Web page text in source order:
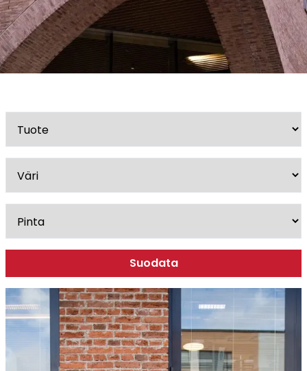
Esitteet, hinnastot ja ohjeet
Tiileri lasku
Kotikäynti
Julkisivutiilet
Tiililaatat
Tiilimuurauskannakejärjestelmät
Vastuullisuus
Tiilityökalu
Verkkokauppa
Tulisijatarvikkeet
Kamiinat ja kevyet tulisijat
Suodata